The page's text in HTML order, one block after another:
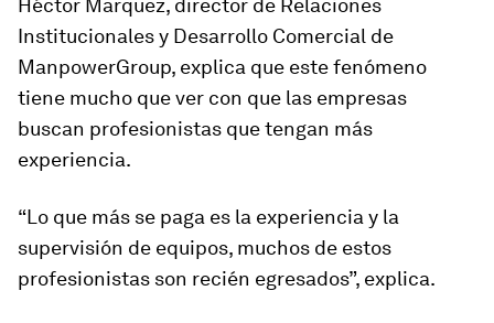
Héctor Marquez, director de Relaciones
Institucionales y Desarrollo Comercial de
ManpowerGroup, explica que este fenómeno
tiene mucho que ver con que las empresas
buscan profesionistas que tengan más
experiencia.
“Lo que más se paga es la experiencia y la
supervisión de equipos, muchos de estos
profesionistas son recién egresados”, explica.